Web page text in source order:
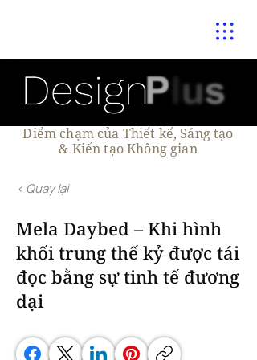
Điểm chạm của Thiết kế, Sáng tạo
& Kiến tạo Không gian
< Quay lại
Mela Daybed – Khi hình
khối trung thế kỷ được tái
đọc bằng sự tinh tế đương
đại